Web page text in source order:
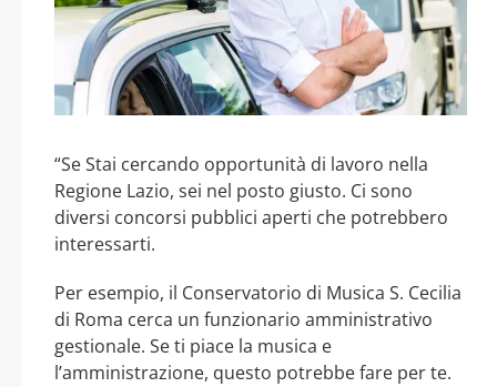
“Se Stai cercando opportunità di lavoro nella
Regione Lazio, sei nel posto giusto. Ci sono
diversi concorsi pubblici aperti che potrebbero
interessarti.
Per esempio, il Conservatorio di Musica S. Cecilia
di Roma cerca un funzionario amministrativo
gestionale. Se ti piace la musica e
l’amministrazione, questo potrebbe fare per te.